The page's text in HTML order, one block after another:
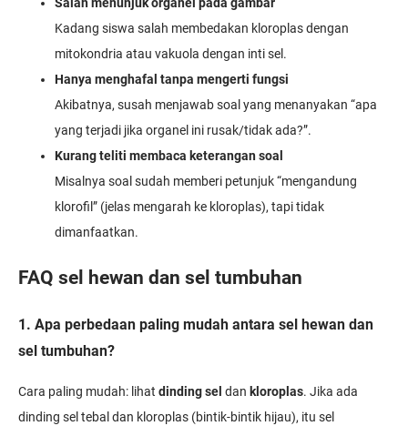
Kadang siswa salah membedakan kloroplas dengan
mitokondria atau vakuola dengan inti sel.
Hanya menghafal tanpa mengerti fungsi
Akibatnya, susah menjawab soal yang menanyakan “apa
yang terjadi jika organel ini rusak/tidak ada?”.
Kurang teliti membaca keterangan soal
Misalnya soal sudah memberi petunjuk “mengandung
klorofil” (jelas mengarah ke kloroplas), tapi tidak
dimanfaatkan.
FAQ sel hewan dan sel tumbuhan
1. Apa perbedaan paling mudah antara sel hewan dan
sel tumbuhan?
Cara paling mudah: lihat dinding sel dan kloroplas. Jika ada
dinding sel tebal dan kloroplas (bintik-bintik hijau), itu sel